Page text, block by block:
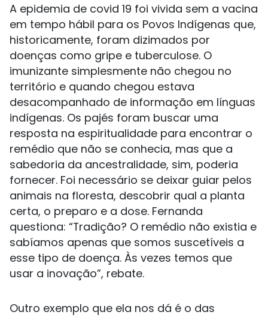
A epidemia de covid 19 foi vivida sem a vacina
em tempo hábil para os Povos Indígenas que,
historicamente, foram dizimados por
doenças como gripe e tuberculose. O
imunizante simplesmente não chegou no
território e quando chegou estava
desacompanhado de informação em línguas
indígenas. Os pajés foram buscar uma
resposta na espiritualidade para encontrar o
remédio que não se conhecia, mas que a
sabedoria da ancestralidade, sim, poderia
fornecer. Foi necessário se deixar guiar pelos
animais na floresta, descobrir qual a planta
certa, o preparo e a dose. Fernanda
questiona: “Tradição? O remédio não existia e
sabíamos apenas que somos suscetíveis a
esse tipo de doença. Às vezes temos que
usar a inovação”, rebate.
Outro exemplo que ela nos dá é o das